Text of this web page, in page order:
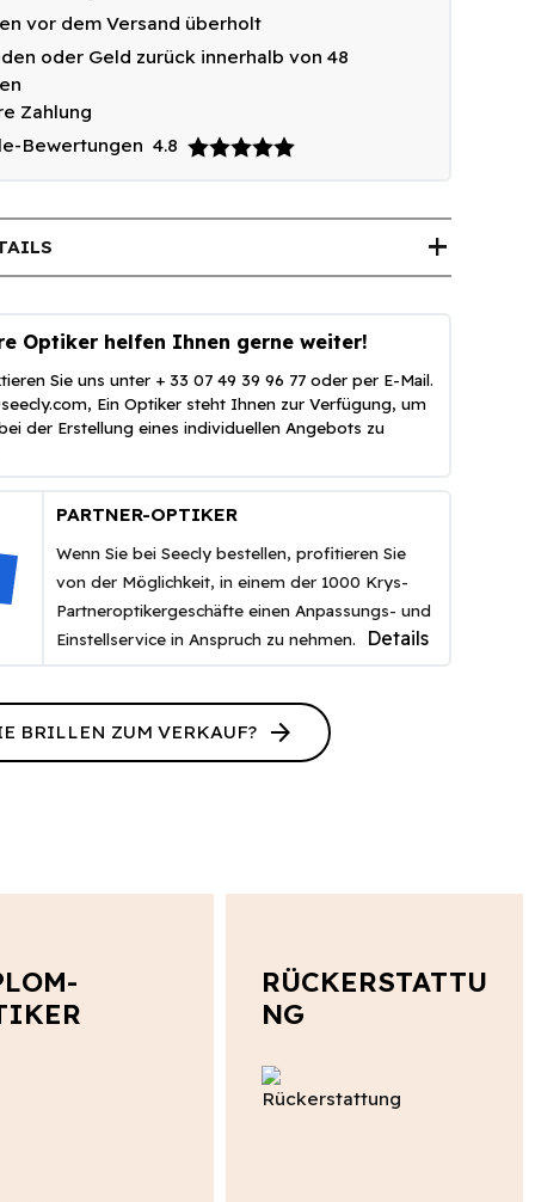
vor dem Versand überholt
oder Geld zurück innerhalb von 48
Zahlung
Bewertungen4.8
add
Optiker helfen Ihnen gerne weiter!
Sie uns unter + 33 07 49 39 96 77 oder per E-Mail.
, Ein Optiker steht Ihnen zur Verfügung, um
der Erstellung eines individuellen Angebots zu
PARTNER-OPTIKER
Wenn Sie bei Seecly bestellen, profitieren Sie
von der Möglichkeit, in einem der 1000 Krys-
Partneroptikergeschäfte einen Anpassungs- und
Einstellservice in Anspruch zu nehmen.
Details
BRILLEN ZUM VERKAUF? arrow_forward
RÜCKERSTATTU
NG